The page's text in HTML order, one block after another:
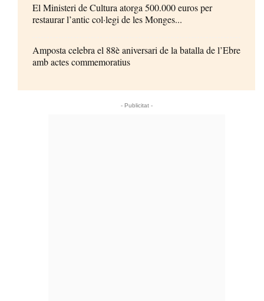
El Ministeri de Cultura atorga 500.000 euros per
restaurar l’antic col·legi de les Monges...
Amposta celebra el 88è aniversari de la batalla de l’Ebre
amb actes commemoratius
- Publicitat -